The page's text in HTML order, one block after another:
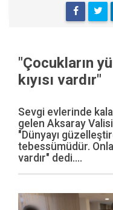
"Çocukların
kıyısı vardır"
Sevgi evlerinde
gelen Aksaray
"Dünyayı
tebessümüdür.
vardır" dedi....